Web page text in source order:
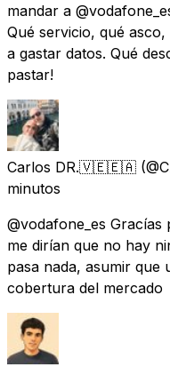
mandar a
Qué servicio, qué
a gastar datos. Qué
pastar!
Carlos DR.🇻🇪🇪🇦
minutos
@vodafone_es
me dirían que no hay
pasa nada, asumir que
cobertura del mercado